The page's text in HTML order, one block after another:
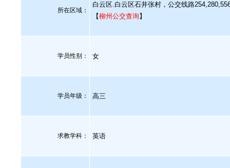
所在区域：
白云区.白云区石井张村，公交线路
【柳州公交查询 】
学员性别： 女
学员年级： 高三
求教学科： 英语